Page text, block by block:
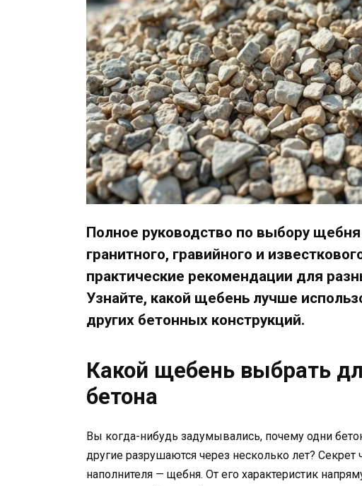
Полное руководство по выбору
гранитного, гравийного и
практические рекомендации для
Узнайте, какой щебень лучше
других бетонных конструкций.
Какой щебень выбрать
бетона
Вы когда-нибудь задумывались, почему одни
другие разрушаются через несколько лет?
наполнителя — щебня. От его характеристик